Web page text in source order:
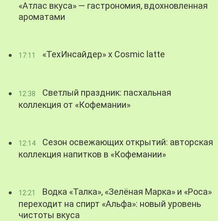
«Атлас вкуса» — гастрономия, вдохновленная
ароматами
17:11 «ТехИнсайдер» х Cosmic latte
12:38
Светлый праздник: пасхальная
коллекция от «Кофемании»
12:14
Сезон освежающих открытий: авторская
коллекция напитков в «Кофемании»
12:21
Водка «Талка», «Зелёная Марка» и «Роса»
переходит на спирт «Альфа»: новый уровень
чистоты вкуса